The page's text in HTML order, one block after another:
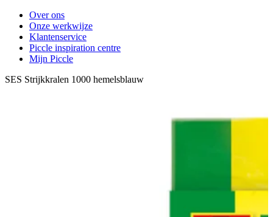
Over ons
Onze werkwijze
Klantenservice
Piccle inspiration centre
Mijn Piccle
SES Strijkkralen 1000 hemelsblauw